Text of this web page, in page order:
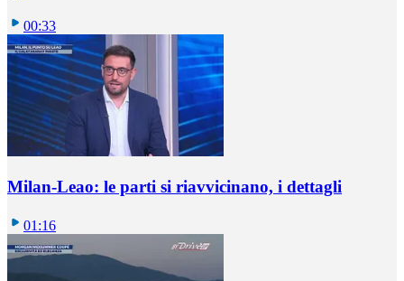
00:33
Milan-Leao: le parti si riavvicinano, i dettagli
01:16